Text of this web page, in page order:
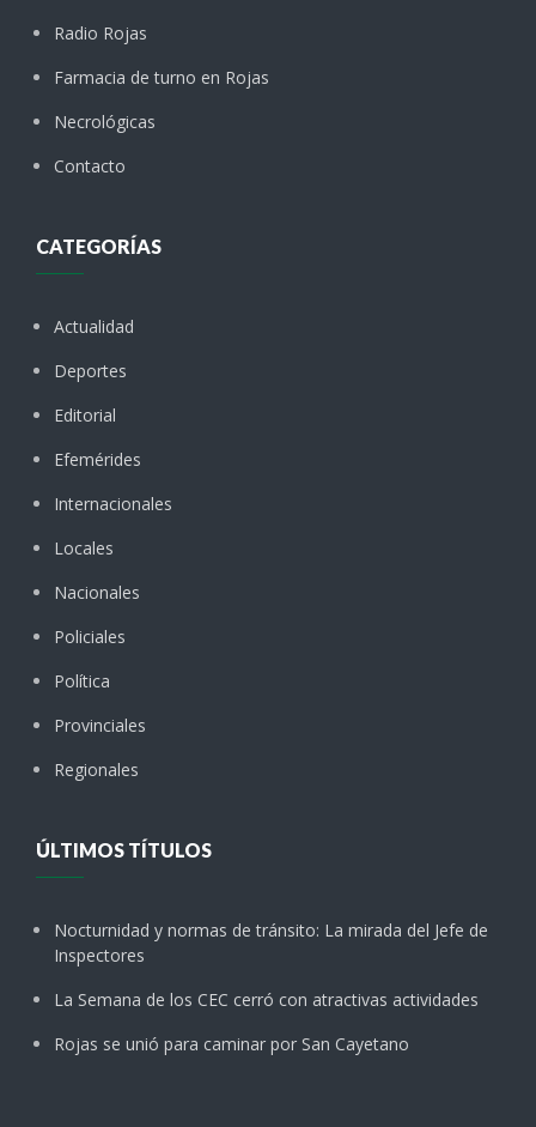
Radio Rojas
Farmacia de turno en Rojas
Necrológicas
Contacto
CATEGORÍAS
Actualidad
Deportes
Editorial
Efemérides
Internacionales
Locales
Nacionales
Policiales
Política
Provinciales
Regionales
ÚLTIMOS TÍTULOS
Nocturnidad y normas de tránsito: La mirada del Jefe de
Inspectores
La Semana de los CEC cerró con atractivas actividades
Rojas se unió para caminar por San Cayetano